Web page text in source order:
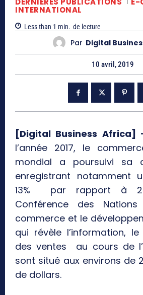
INTERNATIONAL
Less than 1 min. de lecture
Par Digital
10 avril, 2019
[Digital Business
l’année 2017, le
mondial a poursuivi sa
enregistrant notamment
13% par rapport à
Conférence des
commerce et le
qui révèle l’information,
des ventes au cours de
sont situé aux environs de
de dollars.